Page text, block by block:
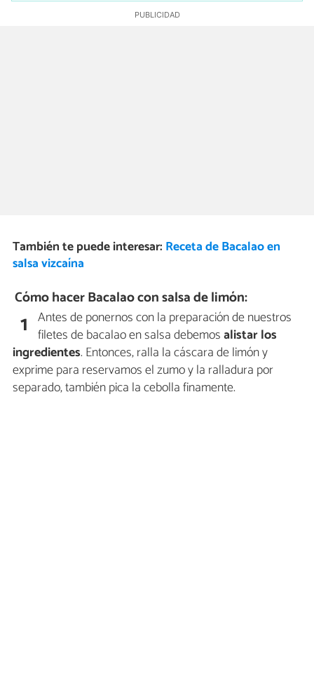
También te puede interesar: Receta de Bacalao en
salsa vizcaína
Cómo hacer Bacalao con salsa de limón:
1 Antes de ponernos con la preparación de nuestros
filetes de bacalao en salsa debemosalistar los
ingredientes. Entonces, ralla la cáscara de limón y
exprime para reservamos el zumo y la ralladura por
separado, también pica la cebolla finamente.